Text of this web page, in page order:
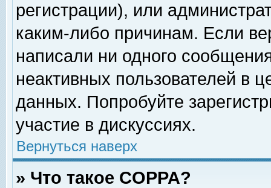
регистрации), или
каким-либо причинам. Если
написали ни одного
неактивных пользователей в
данных. Попробуйте
участие в дискуссиях.
Вернуться наверх
» Что такое COPPA?